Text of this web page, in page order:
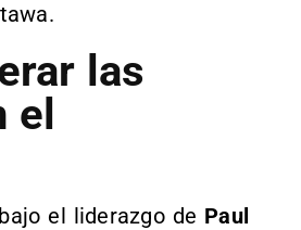
las
el liderazgo de Paul